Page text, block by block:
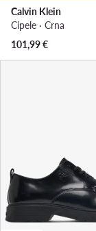
Calvin Klein
Cipele · Crna
101,99€